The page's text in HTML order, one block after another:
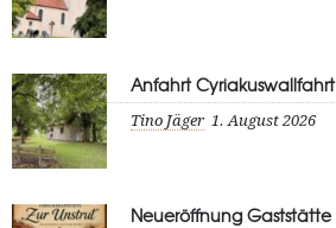
Anfahrt Cyriakuswallfahrt
Tino Jäger 1. August 2026
Neueröffnung Gaststätte